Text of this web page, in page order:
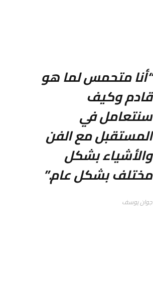
“أنا متحمس لما هو
قادم وكيف
سنتعامل في
المستقبل مع الفن
والأشياء بشكل
مختلف بشكل عام.”
جوان يوسف